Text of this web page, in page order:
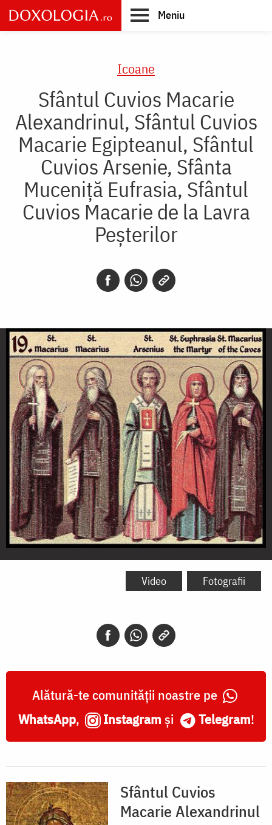
Skip
to
main
Meniu
Icoane
Sfântul Cuvios Macarie
Alexandrinul, Sfântul Cuvios
Macarie Egipteanul, Sfântul
Cuvios Arsenie, Sfânta
Muceniță Eufrasia, Sfântul
Cuvios Macarie de la Lavra
Peșterilor
Sfântul
Macarie
Sfântul
Arsenie,
Sfânta
Muceniță
Video Fotografii
Alătură-te comunității noastre pe
WhatsApp, Instagram și Telegram!
Sfântul Cuvios
Macarie Alexandrinul